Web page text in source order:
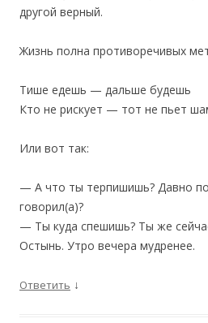
другой верный.
Жизнь полна противоречивых
Тише едешь — дальше будешь
Кто не рискует — тот не пьет
Или вот так:
— А что ты терпишишь? Давно
говорил(а)?
— Ты куда спешишь? Ты же
Остынь. Утро вечера мудренее.
Ответить ↓